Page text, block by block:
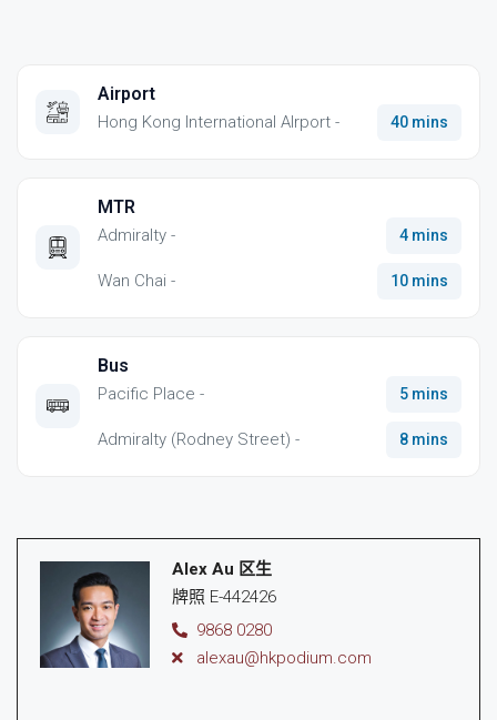
Airport
Hong Kong International AIrport - 40 mins
MTR
Admiralty - 4 mins
Wan Chai - 10 mins
Bus
Pacific Place - 5 mins
Admiralty (Rodney Street) - 8 mins
Alex Au 区生
牌照 E-442426
9868 0280
alexau@hkpodium.com